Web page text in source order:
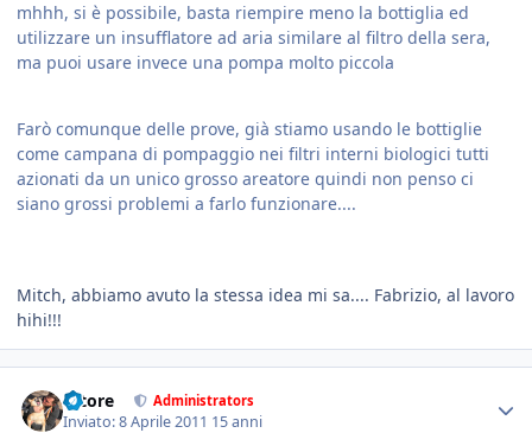
mhhh, si è possibile, basta riempire meno la bottiglia ed
utilizzare un insufflatore ad aria similare al filtro della sera,
ma puoi usare invece una pompa molto piccola
Farò comunque delle prove, già stiamo usando le bottiglie
come campana di pompaggio nei filtri interni biologici tutti
azionati da un unico grosso areatore quindi non penso ci
siano grossi problemi a farlo funzionare....
Mitch, abbiamo avuto la stessa idea mi sa.... Fabrizio, al lavoro
hihi!!!
tatore Administrators
Inviato:8 Aprile 2011 15 anni